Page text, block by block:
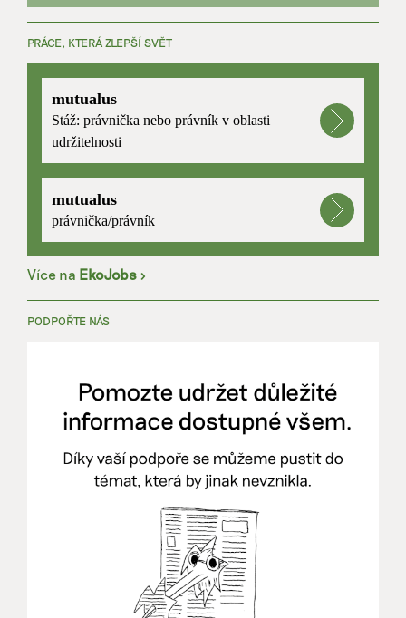
PRÁCE, KTERÁ ZLEPŠÍ SVĚT
mutualus
Stáž: právnička nebo právník v oblasti
udržitelnosti
mutualus
právnička/právník
Více na EkoJobs >
PODPOŘTE NÁS